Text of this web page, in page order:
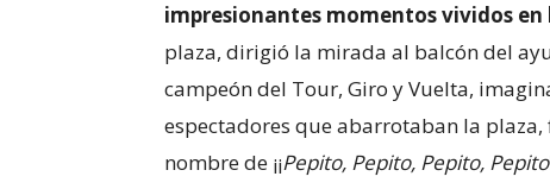
impresionantes momentos vividos en
plaza, dirigió la mirada al balcón del
campeón del Tour, Giro y Vuelta,
espectadores que abarrotaban la
nombre de ¡¡Pepito, Pepito, Pepito, Pepito